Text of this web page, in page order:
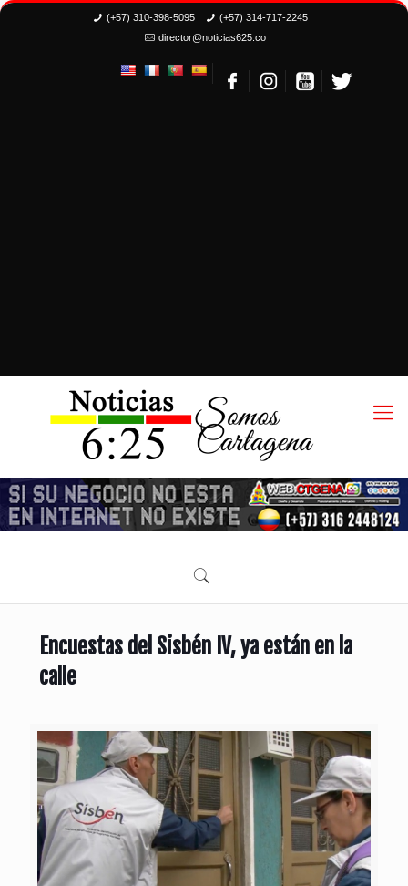
(+57) 310-398-5095
(+57) 314-717-2245
director@noticias625.co
Encuestas del Sisbén IV, ya están en la
calle